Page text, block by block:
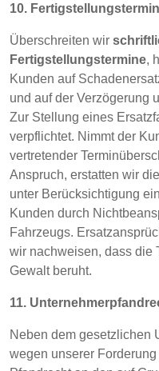
10.
Überschreiten wir
Fertigstellungstermine,
Kunden auf
und auf der Verzögerung
Zur Stellung eines
verpflichtet. Nimmt der
vertretender
Anspruch, erstatten wir
unter Berücksichtigung
Kunden durch
Fahrzeugs.
wir nachweisen, dass die
Gewalt beruht.
11.
Neben dem gesetzlichen
wegen unserer